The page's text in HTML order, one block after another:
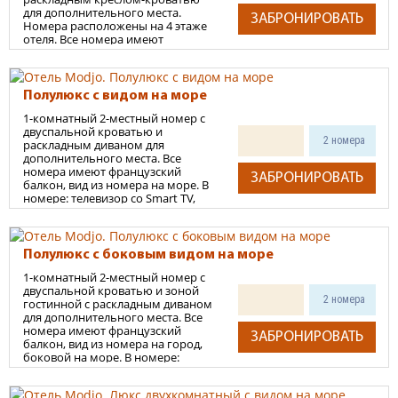
Детская кроватка по запросу
предоставляется бесплатно.
банные принадлежности,
душевая кабина, косметические
средства, раковина, санузел,
тапочки, халаты, гостиничная
Площадь номера 17-19 м2
Варианты размещения:
до 4 взрослых - без детей
Также можно разместить 1-го
ребенка до 5,99 лет без места или
ребенка до 11,99 лет на
еврораскладушке.
Детская кроватка по запросу
предоставляется бесплатно.
для дополнительного места.
Номера расположены на 4 этаже
отеля. Все номера имеют
французский балкон, вид из
номера частично на море. В
номере: телевизор со Smart TV,
кондиционер, фен, интернет/
телефония, Wi-Fi, внутренний
телефон, чайник, сейф, мини-бар,
ковровое покрытие, вешалки,
журнальный столик, зеркало,
шкаф для одежды. В ванной
комнате: банные полотенца,
банные принадлежности,
душевая кабина, косметические
средства, раковина, санузел,
тапочки, халаты, гостиничная
парфюмерия.
Площадь номера 38-40 м 2
Варианты размещения:
до 5 взрослых - без детей
Также можно разместить 1-го
ребенка до 5,99 лет без места или
ребенка до 11,99 лет на
еврораскладушке.
Детская кроватка по запросу
ЗАБРОНИРОВАТЬ
Полулюкс с видом на море
1-комнатный 2-местный номер с
двуспальной кроватью и
раскладным диваном для
дополнительного места. Все
номера имеют французский
балкон, вид из номера на море. В
номере: телевизор со Smart TV,
кондиционер, фен, интернет/
телефония, Wi-Fi, внутренний
телефон, чайник, сейф, мини-бар,
ковровое покрытие, вешалки,
журнальный столик, зеркало,
шкаф для одежды. В ванной
комнате: банные полотенца,
банные принадлежности,
душевая кабина, косметические
средства, раковина, санузел,
тапочки, халаты, гостиничная
парфюмерия.
Площадь номера 40 м
2 номера
ЗАБРОНИРОВАТЬ
Полулюкс с боковым видом на море
1-комнатный 2-местный номер с
двуспальной кроватью и зоной
гостинной с раскладным диваном
для дополнительного места. Все
номера имеют французский
балкон, вид из номера на город,
боковой на море. В номере:
телевизор со Smart TV,
кондиционер, фен, интернет/
2 номера
ЗАБРОНИРОВАТЬ